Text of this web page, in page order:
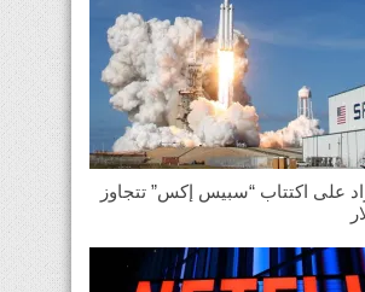
على اكتتاب “سبيس إكس” تتجاوز